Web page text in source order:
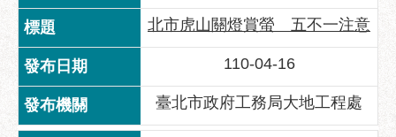
北市虎山關燈賞螢 五不一注意
110-04-16
臺北市政府工務局大地工程處